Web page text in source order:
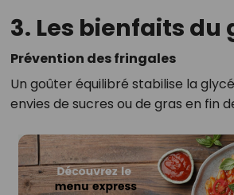
3. Les bienfaits du
Prévention des fringales
Un goûter équilibré stabilise la
envies de sucres ou de gras en fin